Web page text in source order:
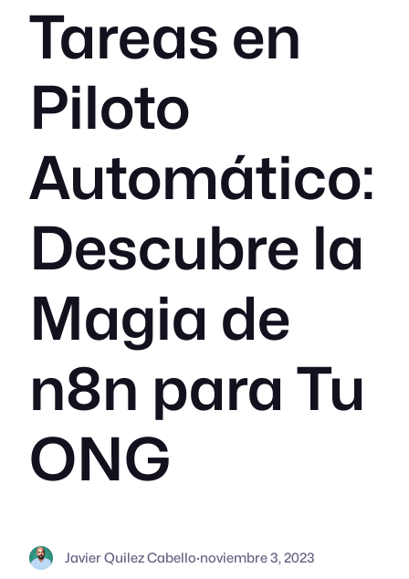
Tareas en
Piloto
Automático:
Descubre la
Magia de
n8n para Tu
ONG
Javier Quilez Cabello·noviembre 3, 2023